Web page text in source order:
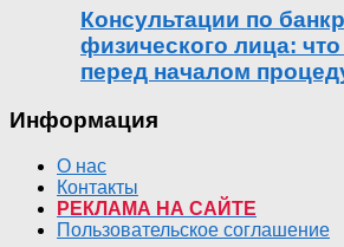
Консультации по
физического лица:
перед началом
Информация
О нас
Контакты
РЕКЛАМА НА САЙТЕ
Пользовательское соглашение